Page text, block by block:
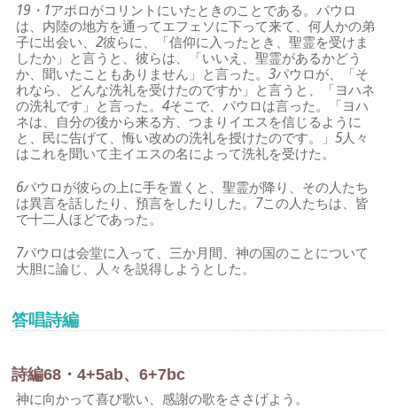
19・1アポロがコリントにいたときのことである。パウロ
は、内陸の地方を通ってエフェソに下って来て、何人かの弟
子に出会い、2彼らに、「信仰に入ったとき、聖霊を受けま
したか」と言うと、彼らは、「いいえ、聖霊があるかどう
か、聞いたこともありません」と言った。3パウロが、「そ
れなら、どんな洗礼を受けたのですか」と言うと、「ヨハネ
の洗礼です」と言った。4そこで、パウロは言った。「ヨハ
ネは、自分の後から来る方、つまりイエスを信じるように
と、民に告げて、悔い改めの洗礼を授けたのです。」5人々
はこれを聞いて主イエスの名によって洗礼を受けた。
6パウロが彼らの上に手を置くと、聖霊が降り、その人たち
は異言を話したり、預言をしたりした。 7この人たちは、皆
で十二人ほどであった。
7パウロは会堂に入って、三か月間、神の国のことについて
大胆に論じ、人々を説得しようとした。
答唱詩編
詩編68・4+5ab、6+7bc
神に向かって喜び歌い、感謝の歌をささげよう。